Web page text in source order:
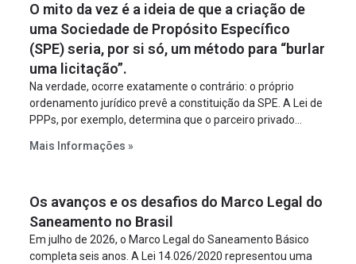
O mito da vez é a ideia de que a criação de
uma Sociedade de Propósito Específico
(SPE) seria, por si só, um método para “burlar
uma licitação”.
Na verdade, ocorre exatamente o contrário: o próprio
ordenamento jurídico prevê a constituição da SPE. A Lei de
PPPs, por exemplo, determina que o parceiro privado
empreendimento. Ou seja, a suposta “fraude à licitação” é
projeto a projeto.
Mais Informações »
Os avanços e os desafios do Marco Legal do
Saneamento no Brasil
Em julho de 2026, o Marco Legal do Saneamento Básico
completa seis anos. A Lei 14.026/2020 representou uma